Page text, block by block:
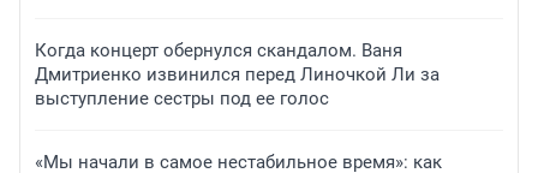
Когда концерт обернулся скандалом. Ваня
Дмитриенко извинился перед Линочкой Ли за
выступление сестры под ее голос
«Мы начали в самое нестабильное время»: как